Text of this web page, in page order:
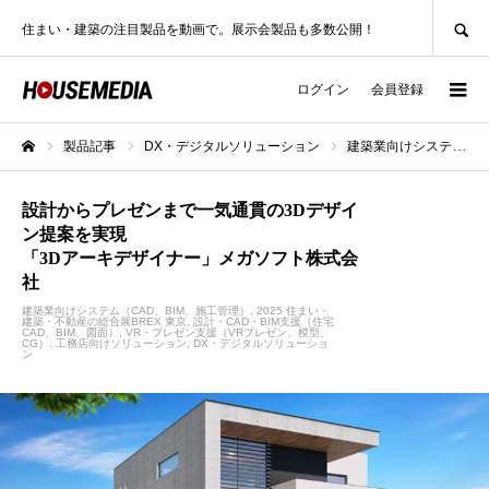
住まい・建築の注目製品を動画で。展示会製品も多数公開！
ログイン 会員登録
製品記事 DX・デジタルソリューション 建築業向けシステム（CAD、BIM、施工管理）
設計からプレゼンまで一気通貫の3Dデザイ
ン提案を実現
「3Dアーキデザイナー」メガソフト株式会
社
建築業向けシステム（CAD、BIM、施工管理）
2025 住まい・
建築・不動産の総合展BREX 東京 設計・CAD・BIM支援（住宅
CAD、BIM、図面）
VR・プレゼン支援（VRプレゼン、模型、
CG）
工務店向けソリューション
DX・デジタルソリューショ
ン